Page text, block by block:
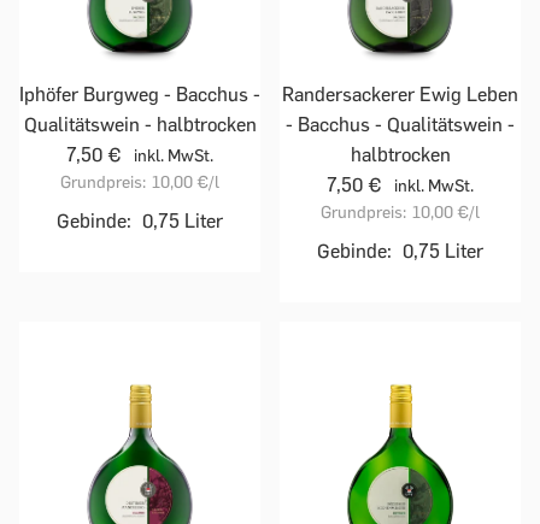
Iphöfer Burgweg - Bacchus -
Qualitätswein - halbtrocken
7,50 €
inkl. MwSt.
Grundpreis: 10,00 €/l
Gebinde: 0,75 Liter
Randersackerer Ewig Leben
- Bacchus - Qualitätswein -
halbtrocken
7,50 €
inkl. MwSt.
Grundpreis: 10,00 €/l
Gebinde: 0,75 Liter